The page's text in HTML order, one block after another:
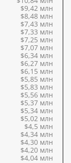
$9,42 млн
$8,48 млн
$7,43 млн
$7,33 млн
$7,25 млн
$7,07 млн
$6,34 млн
$6,27 млн
$6,15 млн
$5,85 млн
$5,83 млн
$5,56 млн
$5,37 млн
$5,34 млн
$5,02 млн
$4,5 млн
$4,34 млн
$4,30 млн
$4,20 млн
$4,04 млн